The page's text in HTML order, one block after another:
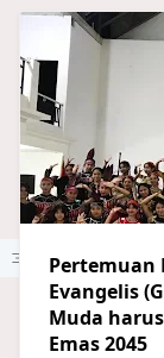
Pertemuan
Evangelis
Muda
Emas 2045